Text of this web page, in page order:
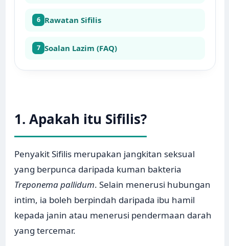
6 Rawatan Sifilis
7 Soalan Lazim (FAQ)
1. Apakah itu Sifilis?
Penyakit Sifilis merupakan jangkitan seksual
yang berpunca daripada kuman bakteria
Treponema pallidum. Selain menerusi hubungan
intim, ia boleh berpindah daripada ibu hamil
kepada janin atau menerusi pendermaan darah
yang tercemar.